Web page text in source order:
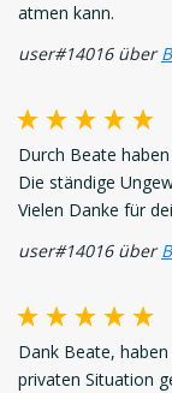
atmen kann.
user#14016 über
Durch Beate
Die ständige
Vielen Danke für
user#14016 über
Dank Beate,
privaten Situation